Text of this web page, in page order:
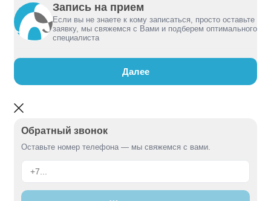
Запись на прием
Если вы не знаете к кому записаться, просто оставьте
заявку, мы свяжемся с Вами и подберем оптимального
специалиста
Далее
Обратный звонок
Оставьте номер телефона — мы свяжемся с вами.